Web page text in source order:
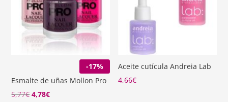
-17%
Esmalte de uñas Mollon Pro
5,77€El
4,78€El
Aceite cutícula Andreia Lab
4,66€